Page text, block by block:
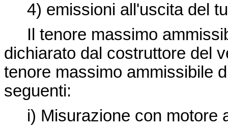
4) emissioni all'uscita del
Il tenore massimo
dichiarato dal costruttore del
tenore massimo ammissibile
seguenti:
i) Misurazione con motore